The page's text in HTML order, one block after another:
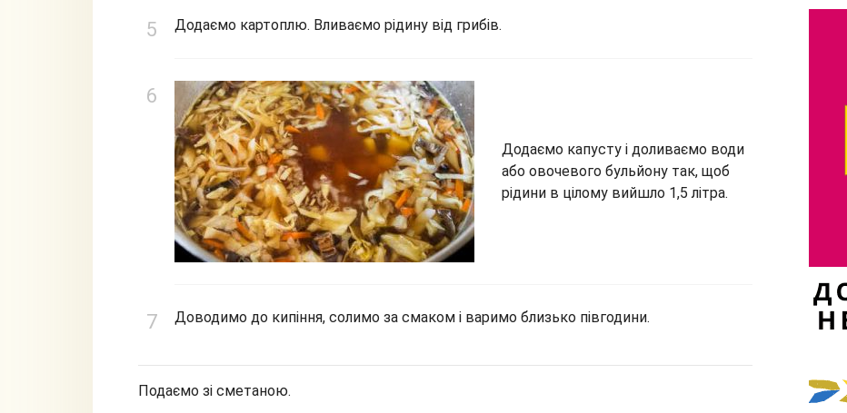
Додаємо картоплю. Вливаємо рідину від грибів.
Додаємо капусту і доливаємо води
або овочевого бульйону так, щоб
рідини в цілому вийшло 1,5 літра.
Доводимо до кипіння, солимо за смаком і варимо близько півгодини.
Подаємо зі сметаною.